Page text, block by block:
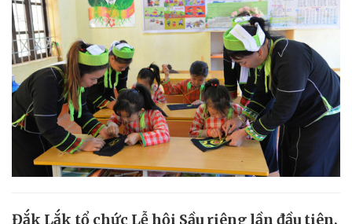
Đắk Lắk tổ chức Lễ hội Sầu riêng lần đầu tiên,